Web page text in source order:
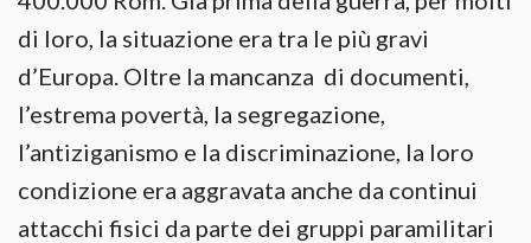
di loro, la situazione era tra le più gravi
d’Europa. Oltre la mancanza di documenti,
l’estrema povertà, la segregazione,
l’antiziganismo e la discriminazione, la loro
condizione era aggravata anche da continui
attacchi fisici da parte dei gruppi paramilitari